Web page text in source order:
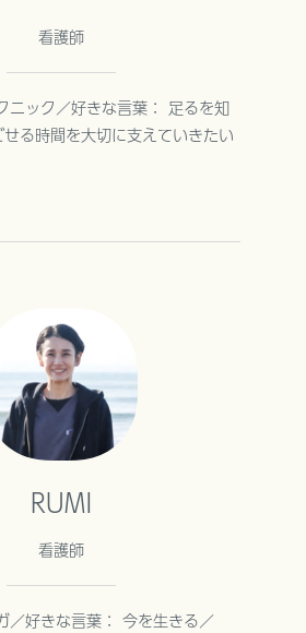
看護師
ニック／好きな言葉： 足るを知
る時間を大切に支えていきたい
RUMI
看護師
／好きな言葉： 今を生きる／